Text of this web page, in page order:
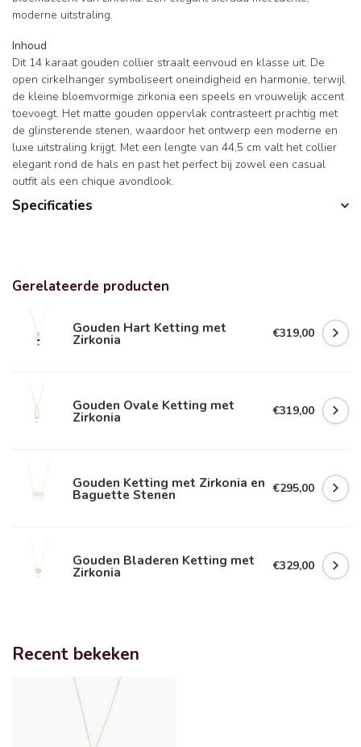
moderne uitstraling.
Inhoud
Dit 14 karaat gouden collier straalt eenvoud en klasse uit. De
open cirkelhanger symboliseert oneindigheid en harmonie, terwijl
de kleine bloemvormige zirkonia een speels en vrouwelijk accent
toevoegt. Het matte gouden oppervlak contrasteert prachtig met
de glinsterende stenen, waardoor het ontwerp een moderne en
luxe uitstraling krijgt. Met een lengte van 44,5 cm valt het collier
elegant rond de hals en past het perfect bij zowel een casual
outfit als een chique avondlook.
Specificaties
Gerelateerde producten
Gouden Hart Ketting met
Zirkonia €319,00
Gouden Ovale Ketting met
Zirkonia €319,00
Gouden Ketting met Zirkonia en
Baguette Stenen €295,00
Gouden Bladeren Ketting met
Zirkonia €329,00
Recent bekeken